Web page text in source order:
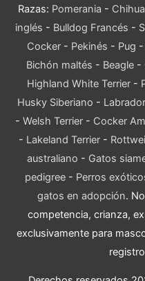
Razas: Pomerania -
inglés - Bulldog Francés -
Cocker - Pekinés - Pug -
Bichón maltés - Beagle -
Highland White Terrier-
Husky Siberiano - Labrador
- Welsh Terrier- Cocker
- Lakeland Terrier -
australiano - Gatos
pedigree - Perros
gatos en adopción.
competencia, crianza,
exclusivamente para